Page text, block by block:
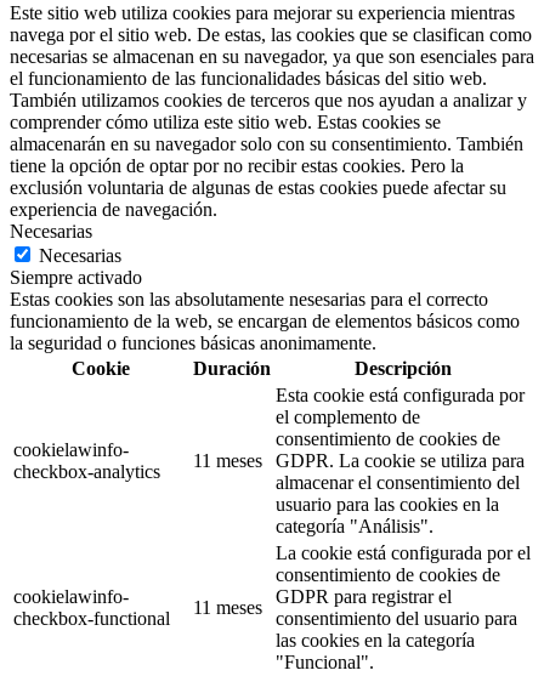
Este sitio web utiliza cookies para mejorar su experiencia mientras
navega por el sitio web. De estas, las cookies que se clasifican como
necesarias se almacenan en su navegador, ya que son esenciales para
el funcionamiento de las funcionalidades básicas del sitio web.
También utilizamos cookies de terceros que nos ayudan a analizar y
comprender cómo utiliza este sitio web. Estas cookies se
almacenarán en su navegador solo con su consentimiento. También
tiene la opción de optar por no recibir estas cookies. Pero la
exclusión voluntaria de algunas de estas cookies puede afectar su
experiencia de navegación.
Necesarias
Necesarias
Siempre activado
Estas cookies son las absolutamente nesesarias para el correcto
funcionamiento de la web, se encargan de elementos básicos como
la seguridad o funciones básicas anonimamente.
Cookie
Duración Descripción
cookielawinfo-
checkbox-analytics
11 meses
Esta cookie está configurada por
el complemento de
consentimiento de cookies de
GDPR. La cookie se utiliza para
almacenar el consentimiento del
usuario para las cookies en la
categoría "Análisis".
cookielawinfo-
checkbox-functional
11 meses
La cookie está configurada por el
consentimiento de cookies de
GDPR para registrar el
consentimiento del usuario para
las cookies en la categoría
"Funcional".